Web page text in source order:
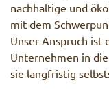
nachhaltige und
mit dem
Unser Anspruch ist
Unternehmen in
sie langfristig